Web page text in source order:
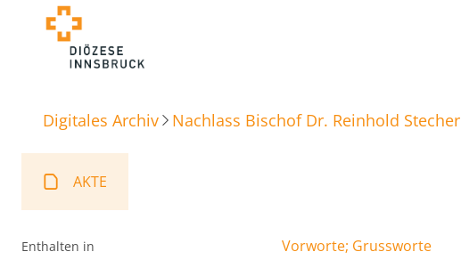
Digitales Archiv Nachlass Bischof Dr. Reinhold Stecher
AKTE
Enthalten in Vorworte; Grussworte